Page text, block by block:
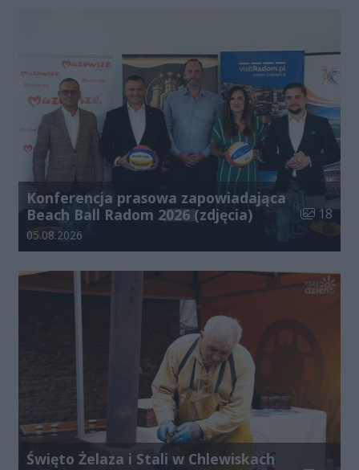
Konferencja prasowa zapowiadająca
Beach Ball Radom 2026 (zdjęcia)
Liczba
18
Data dodania galerii:
05.08.2026
Święto Żelaza i Stali w Chlewiskach